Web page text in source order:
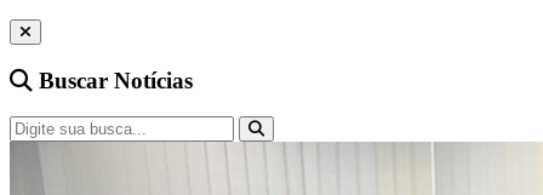
Buscar Notícias